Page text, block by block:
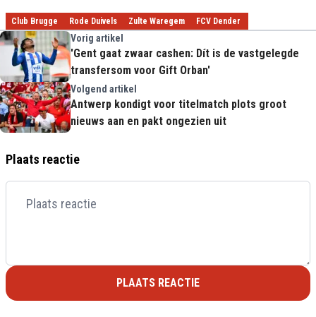
Club Brugge Rode Duivels Zulte Waregem FCV Dender
Vorig artikel
'Gent gaat zwaar cashen: Dít is de vastgelegde
transfersom voor Gift Orban'
Volgend artikel
Antwerp kondigt voor titelmatch plots groot
nieuws aan en pakt ongezien uit
Plaats reactie
PLAATS REACTIE